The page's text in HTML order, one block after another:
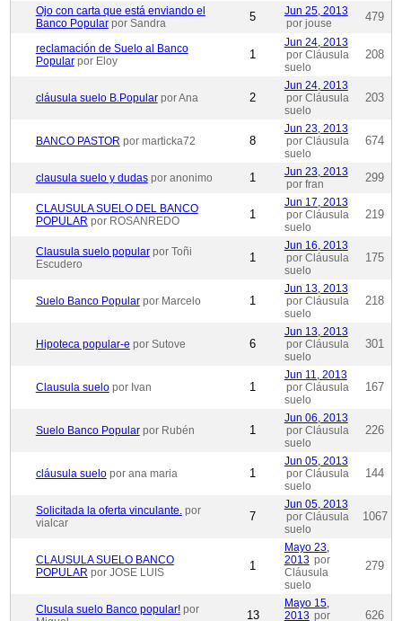
Ojo con carta que está enviando el
Banco Popular por Sandra 5
Jun 25, 2013
por jouse
479
reclamación de Suelo al Banco
Popular por Eloy 1
Jun 24, 2013
por Cláusula
suelo
208
cláusula suelo B.Popular por Ana 2
Jun 24, 2013
por Cláusula
suelo
203
BANCO PASTOR por marticka72 8
Jun 23, 2013
por Cláusula
suelo
674
clausula suelo y dudas por anonimo 1
Jun 23, 2013
por fran
299
CLAUSULA SUELO DEL BANCO
POPULAR por ROSANREDO 1
Jun 17, 2013
por Cláusula
suelo
219
Clausula suelo popular por Toñi
Escudero
1
Jun 16, 2013
por Cláusula
suelo
175
Suelo Banco Popular por Marcelo 1
Jun 13, 2013
por Cláusula
suelo
218
Hipoteca popular-e por Sutove 6
Jun 13, 2013
por Cláusula
suelo
301
Clausula suelo por Ivan 1
Jun 11, 2013
por Cláusula
suelo
167
Suelo Banco Popular por Rubén 1
Jun 06, 2013
por Cláusula
suelo
226
cláusula suelo por ana maria 1
Jun 05, 2013
por Cláusula
suelo
144
Solicitada la oferta vinculante. por
vialcar
7
Jun 05, 2013
por Cláusula
suelo
1067
CLAUSULA SUELO BANCO
POPULAR por JOSE LUIS 1
Mayo 23,
2013 por
Cláusula
suelo
279
Clusula suelo Banco popular! por
13
Mayo 15,
2013 por 626